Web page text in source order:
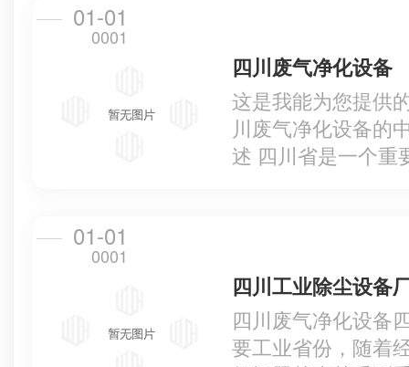
01-01
0001
四川废气净化设备
这是我能为您提供
川废气净化设备的
述 四川省是一个重
01-01
0001
四川废气净化设备
要工业省份，随着